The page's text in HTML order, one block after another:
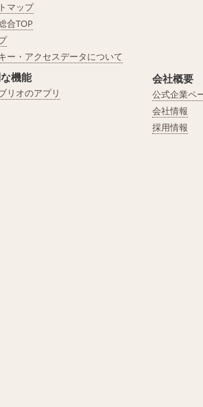
マップ
合TOP
ー・アクセスデータについて
機能
リオのアプリ
会社概要
公式企業ペ
会社情報
採用情報